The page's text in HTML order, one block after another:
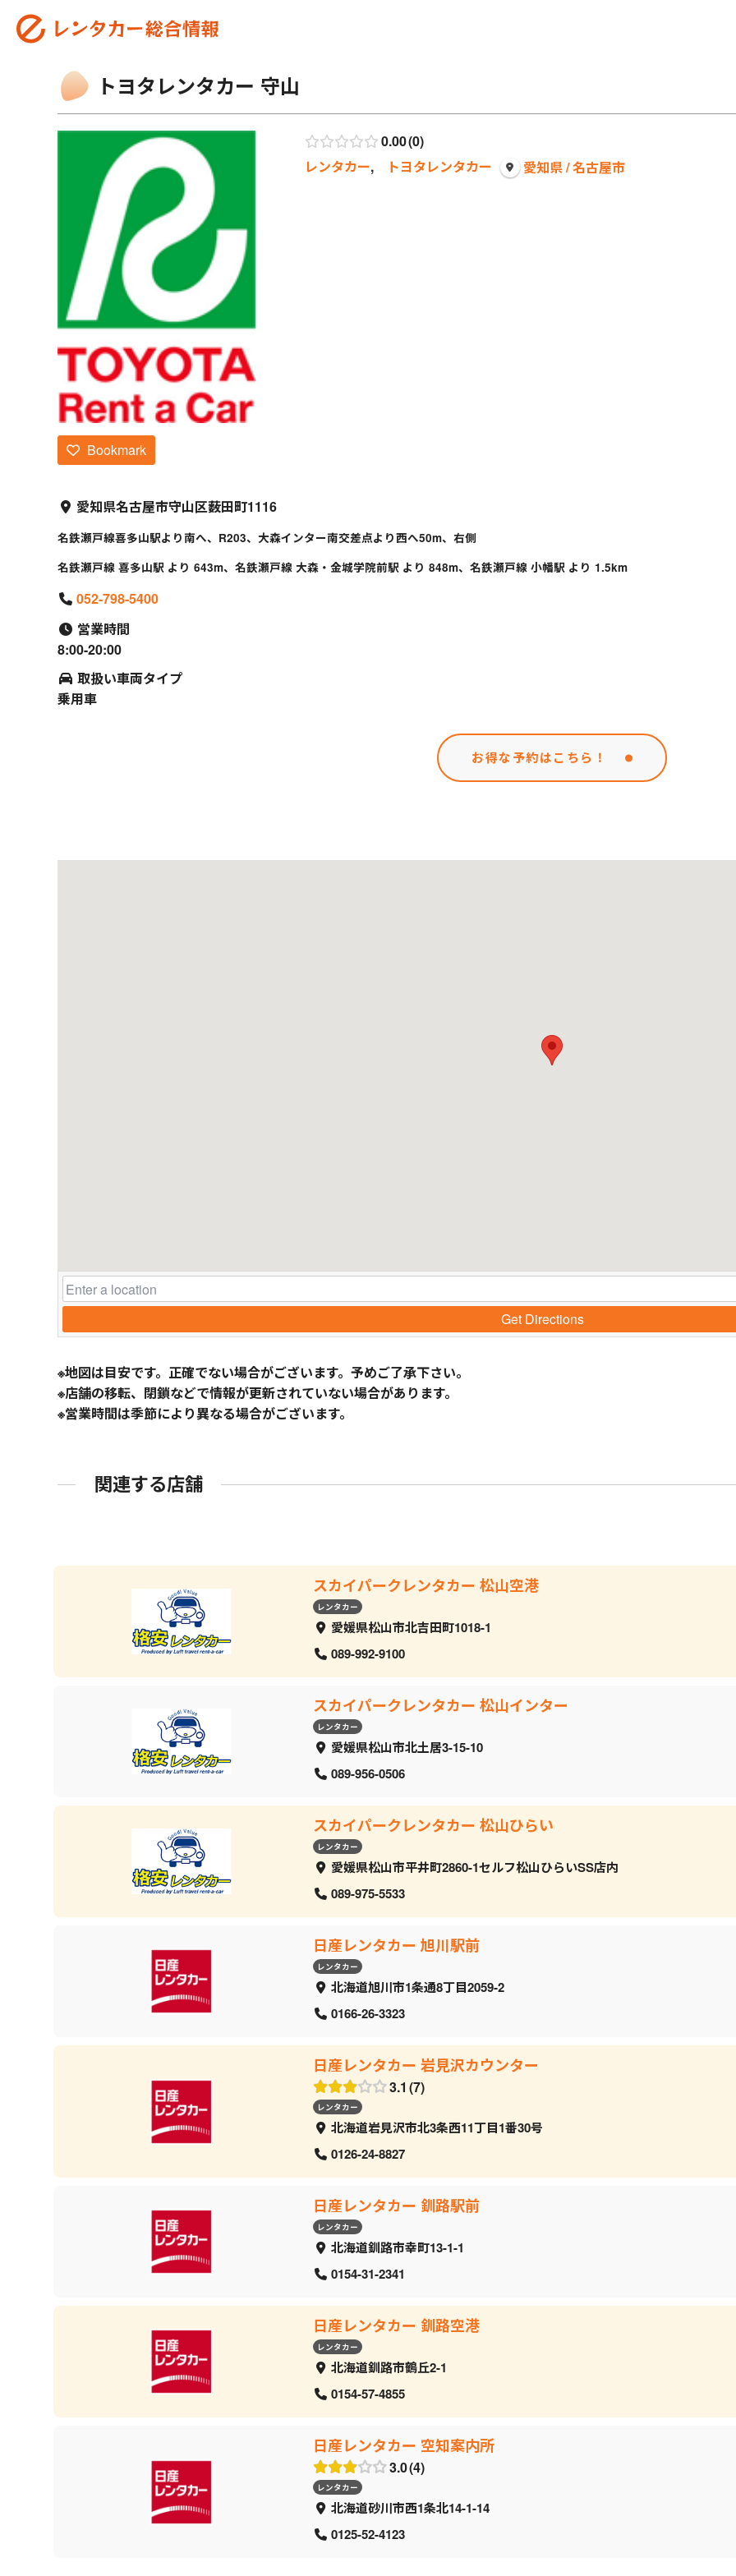
トヨタレンタカー 守山
0.00 0
レンタカー, トヨタレンタカー 愛知県 / 名古屋市
Bookmark
愛知県名古屋市守山区薮田町1116
名鉄瀬戸線喜多山駅より南へ、R203、大森インター南交差点より西へ50m、右側
名鉄瀬戸線 喜多山駅 より 643m、名鉄瀬戸線 大森・金城学院前駅 より 848m、名鉄瀬戸線 小幡駅 より 1.5km
052-798-5400
営業時間
8:00-20:00
取扱い車両タイプ
乗用車
お得な予約はこちら！
Get Directions
※地図は目安です。正確でない場合がございます。予めご了承下さい。
※店舗の移転、閉鎖などで情報が更新されていない場合があります。
※営業時間は季節により異なる場合がございます。
関連する店舗
スカイパークレンタカー 松山空港
レンタカー
愛媛県松山市北吉田町1018-1
089-992-9100
スカイパークレンタカー 松山インター
レンタカー
愛媛県松山市北土居3-15-10
089-956-0506
スカイパークレンタカー 松山ひらい
レンタカー
愛媛県松山市平井町2860-1セルフ松山ひらいSS店内
089-975-5533
日産レンタカー 旭川駅前
レンタカー
北海道旭川市1条通8丁目2059‐2
0166-26-3323
日産レンタカー 岩見沢カウンター
3.1 7
レンタカー
北海道岩見沢市北3条西11丁目1番30号
0126-24-8827
日産レンタカー 釧路駅前
レンタカー
北海道釧路市幸町13-1-1
0154-31-2341
日産レンタカー 釧路空港
レンタカー
北海道釧路市鶴丘2-1
0154-57-4855
日産レンタカー 空知案内所
3.0 4
レンタカー
北海道砂川市西1条北14-1-14
0125-52-4123